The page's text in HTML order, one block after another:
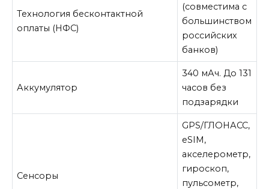
Технология бесконтактной
оплаты (НФС)
(совместима с
большинством
российских
банков)
Аккумулятор
340 мАч. До 131
часов без
подзарядки
Сенсоры
GPS/ГЛОНАСС,
eSIM,
акселерометр,
гироскоп,
пульсометр,